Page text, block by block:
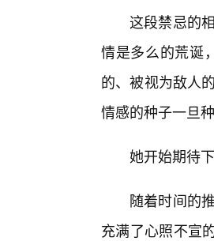
这段禁忌的
情是多么的荒诞
的、被视为敌人
情感的种子一旦
她开始期待
随着时间的
充满了心照不宣